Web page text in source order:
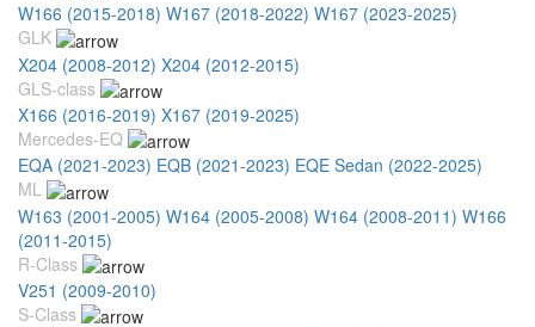
W166 (2015-2018) W167 (2018-2022) W167 (2023-2025)
GLK
X204 (2008-2012) X204 (2012-2015)
GLS-class
X166 (2016-2019) X167 (2019-2025)
Mercedes-EQ
EQA (2021-2023) EQB (2021-2023) EQE Sedan (2022-2025)
ML
W163 (2001-2005) W164 (2005-2008) W164 (2008-2011) W166
(2011-2015)
R-Class
V251 (2009-2010)
S-Class